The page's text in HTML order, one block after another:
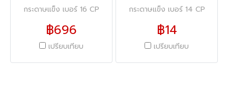
กระดาษแข็ง เบอร์ 16 CP
฿696
เปรียบเทียบ
กระดาษแข็ง เบอร์ 14 CP
฿14
เปรียบเทียบ